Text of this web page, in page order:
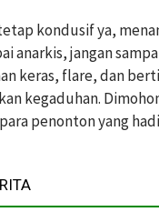
kondusif ya,
anarkis, jangan
keras, flare, dan
kegaduhan.
penonton yang